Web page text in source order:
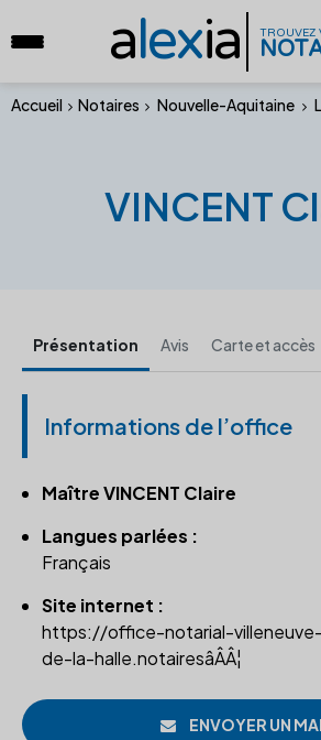
alexia TROUVEZ
Accueil Notaires Nouvelle-Aquitaine
VINCENT
Présentation Avis Carte et accès
Informations de l’office
Maître VINCENT Claire
Langues parlées :
Français
Site internet :
https://office-notarial-
de-la-halle.notairesâÂÂ¦
ENVOYER UN